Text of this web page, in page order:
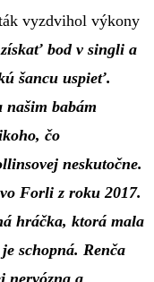
vyzdvihol výkony
bod v singli a
šancu uspieť.
babám
čo
neskutočne.
Forli z roku 2017.
hráčka, ktorá mala
schopná. Renča
nervózna a